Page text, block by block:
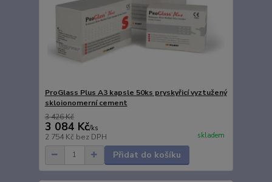
ProGlass Plus A3 kapsle 50ks pryskyřicí vyztužený
skloionomerní cement
3 426 Kč
3 084 Kč/ks
2 754 Kč bez DPH skladem
Přidat do košíku